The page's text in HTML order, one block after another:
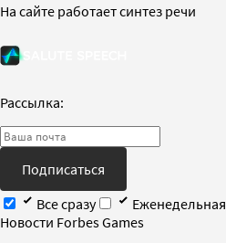
На сайте работает синтез речи
Рассылка:
Подписаться
Все сразу
Еженедельная
Новости Forbes Games